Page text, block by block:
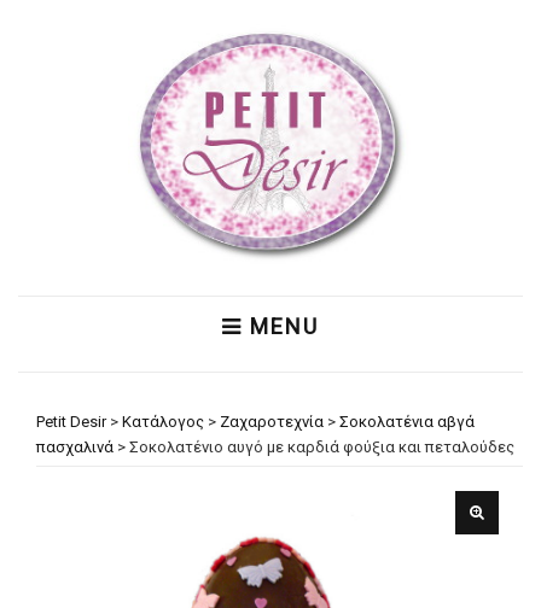
MENU
Petit Desir> Κατάλογος > Ζαχαροτεχνία > Σοκολατένια αβγά
πασχαλινά > Σοκολατένιο αυγό με καρδιά φούξια και πεταλούδες